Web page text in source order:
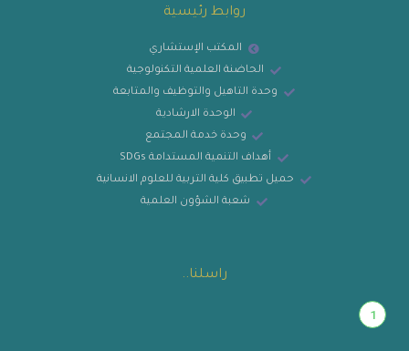
روابط رئيسية
المكتب الإستشاري
الحاضنة العلمية التكنولوجية
وحدة التاهيل والتوظيف والمتابعة
الوحدة الارشادية
وحدة خدمة المجتمع
أهداف التنمية المستدامة SDGs
حميل تطبيق كلية التربية للعلوم الانسانية
شعبة الشؤون العلمية
راسلنا..
1